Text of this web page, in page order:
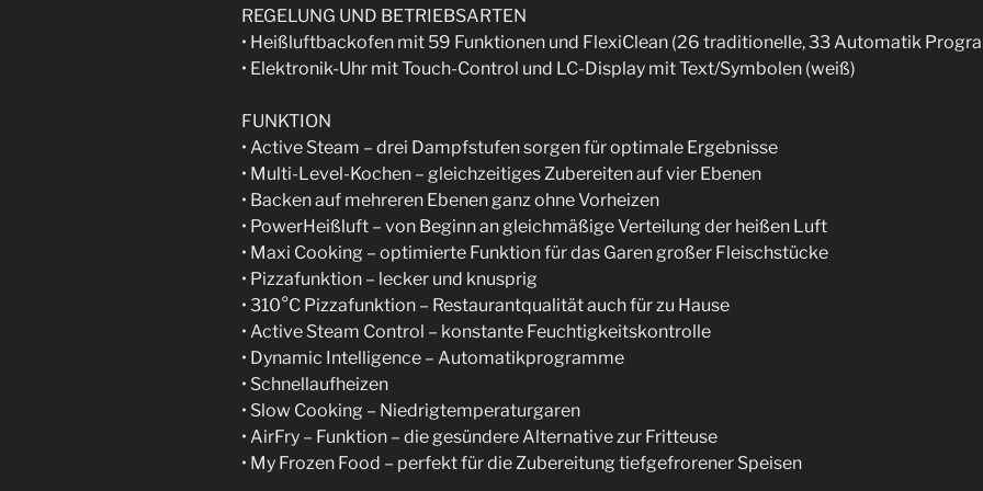
REGELUNG UND BETRIEBSARTEN
• Heißluftbackofen mit 59 Funktionen und FlexiClean (26 traditionelle, 33 Automatik
• Elektronik-Uhr mit Touch-Control und LC-Display mit Text/Symbolen (weiß)
FUNKTION
• Active Steam – drei Dampfstufen sorgen für optimale Ergebnisse
• Multi-Level-Kochen – gleichzeitiges Zubereiten auf vier Ebenen
• Backen auf mehreren Ebenen ganz ohne Vorheizen
• PowerHeißluft – von Beginn an gleichmäßige Verteilung der heißen Luft
• Maxi Cooking – optimierte Funktion für das Garen großer Fleischstücke
• Pizzafunktion – lecker und knusprig
• 310°C Pizzafunktion – Restaurantqualität auch für zu Hause
• Active Steam Control – konstante Feuchtigkeitskontrolle
• Dynamic Intelligence – Automatikprogramme
• Schnellaufheizen
• Slow Cooking – Niedrigtemperaturgaren
• AirFry – Funktion – die gesündere Alternative zur Fritteuse
• My Frozen Food – perfekt für die Zubereitung tiefgefrorener Speisen